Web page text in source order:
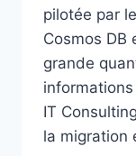
pilotée par
Cosmos DB
grande
IT
la migration